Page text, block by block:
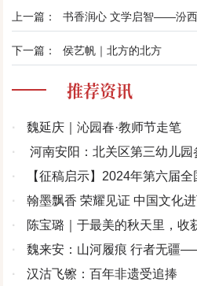
推荐资讯
·
魏延庆｜沁园春·教师节走笔
·
河南安阳：北关区第三幼儿
践活动
·
【征稿启示】2024年第六届
·
翰墨飘香 荣耀见证 中国文化
办
·
陈宝璐｜于最美的秋天里，收
·
魏来安：山河履痕 行者无疆
履痕》记
·
汉沽飞镲：百年非遗受追捧
上一篇： 书香润心 文学启智——汾西
下一篇： 侯艺帆｜北方的北方